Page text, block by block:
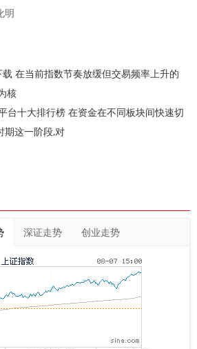
明
载 在当前指数节奏放缓但交易频率上升的
核
台十大排行榜 在资金在不同板块间快速切
期这一阶段,对
深证走势 创业走势